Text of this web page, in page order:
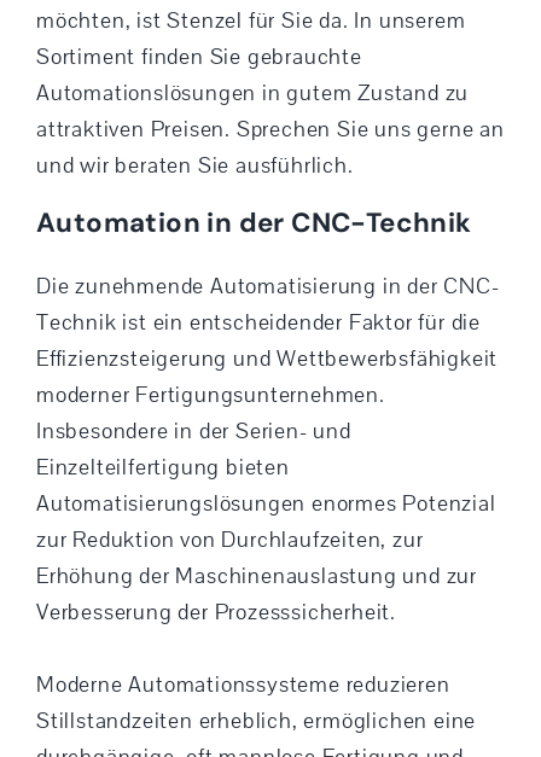
möchten, ist Stenzel für Sie da. In unserem
Sortiment finden Sie gebrauchte
Automationslösungen in gutem Zustand zu
attraktiven Preisen. Sprechen Sie uns gerne an
und wir beraten Sie ausführlich.
Automation in der CNC-Technik
Die zunehmende Automatisierung in der CNC-
Technik ist ein entscheidender Faktor für die
Effizienzsteigerung und Wettbewerbsfähigkeit
moderner Fertigungsunternehmen.
Insbesondere in der Serien- und
Einzelteilfertigung bieten
Automatisierungslösungen enormes Potenzial
zur Reduktion von Durchlaufzeiten, zur
Erhöhung der Maschinenauslastung und zur
Verbesserung der Prozesssicherheit.
Moderne Automationssysteme reduzieren
Stillstandzeiten erheblich, ermöglichen eine